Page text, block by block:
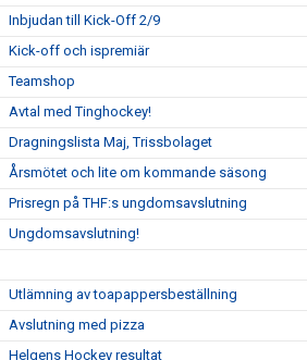
Inbjudan till Kick-Off 2/9
Kick-off och ispremiär
Teamshop
Avtal med Tinghockey!
Dragningslista Maj, Trissbolaget
Årsmötet och lite om kommande säsong
Prisregn på THF:s ungdomsavslutning
Ungdomsavslutning!
Utlämning av toapappersbeställning
Avslutning med pizza
Helgens Hockey resultat